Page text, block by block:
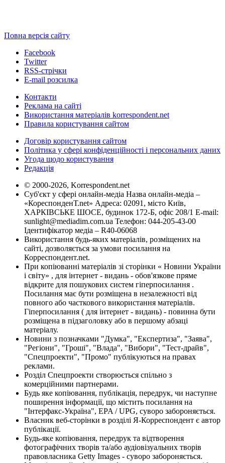
Повна версія сайту
Facebook
Twitter
RSS-стрічки
E-mail розсилка
Контакти
Реклама на сайті
Використання матеріалів korrespondent.net
Правила користування сайтом
Договір користування сайтом
Політика у сфері конфіденційності і персональних даних
Угода щодо користування
Редакція
© 2000-2026, Korrespondent.net
Суб'єкт у сфері онлайн-медіа Назва онлайн-медіа –
«КореспонденТ.net» Адреса: 02091, місто Київ,
ХАРКІВСЬКЕ ШОСЕ, будинок 172-Б, офіс 208/1 E-mail:
sunlight@mediadim.com.ua Телефон: 044-205-43-00
Ідентифікатор медіа – R40-06068
Використання будь-яких матеріалів, розміщених на
сайті, дозволяється за умови посилання на
Корреспондент.net.
При копіюванні матеріалів зі сторінки « Новини України
і світу» , для інтернет - видань - обов'язкове пряме
відкрите для пошукових систем гіперпосилання .
Посилання має бути розміщена в незалежності від
повного або часткового використання матеріалів.
Гіперпосилання ( для інтернет - видань) - повинна бути
розміщена в підзаголовку або в першому абзаці
матеріалу.
Новини з позначками "Думка", "Експертиза", "Заява",
"Регіони", "Гроші", "Влада", "Вибори", "Тест-драйв",
"Спецпроекти", "Промо" публікуються на правах
реклами.
Розділ Спецпроекти створюється спільно з
комерційними партнерами.
Будь яке копіювання, публікація, передрук, чи наступне
поширення інформації, що містить посилання на
"Інтерфакс-Україна", EPA / UPG, суворо забороняється.
Власник веб-сторінки в розділі Я-Корреспондент є автор
публікації.
Будь-яке копіювання, передрук та відтворення
фотографічних творів та/або аудіовізуальних творів
правовласника Getty Images - суворо забороняється.